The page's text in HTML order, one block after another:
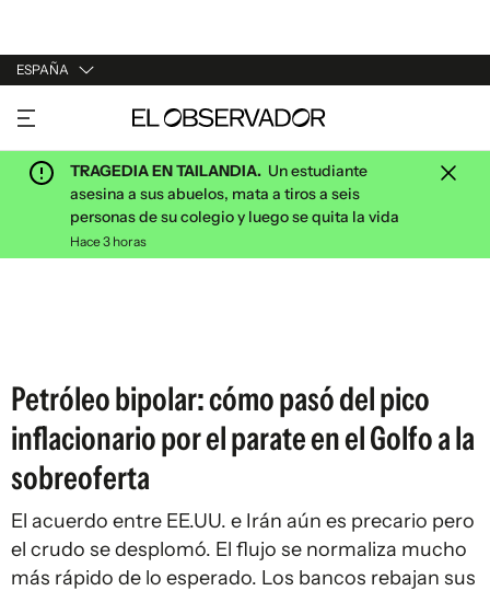
ESPAÑA
URUGUAY
ARGENTINA
ESPAÑA
ESTADOS UNIDOS
TRAGEDIA EN TAILANDIA. Un estudiante
asesina a sus abuelos, mata a tiros a seis
personas de su colegio y luego se quita la vida
Hace 3 horas
Petróleo bipolar: cómo pasó del pico
inflacionario por el parate en el Golfo a la
sobreoferta
El acuerdo entre EE.UU. e Irán aún es precario pero
el crudo se desplomó. El flujo se normaliza mucho
más rápido de lo esperado. Los bancos rebajan sus